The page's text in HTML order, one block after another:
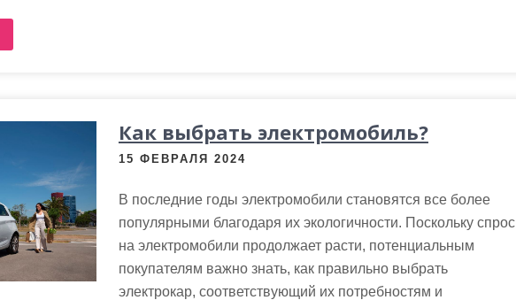
Как выбрать электромобиль?
15 ФЕВРАЛЯ 2024
В последние годы электромобили становятся все более
популярными благодаря их экологичности. Поскольку спрос
на электромобили продолжает расти, потенциальным
покупателям важно знать, как правильно выбрать
электрокар, соответствующий их потребностям и